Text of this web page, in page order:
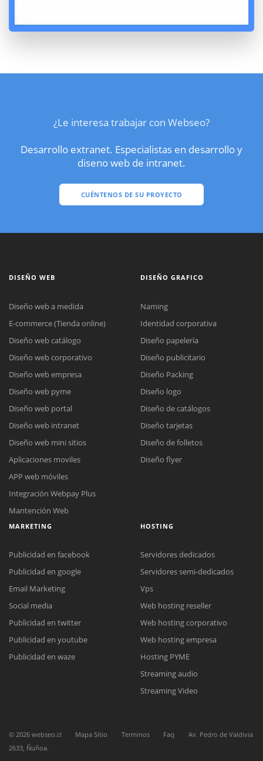
¿Le interesa trabajar con Webseo?
Desarrollo extranet. Especialistas en desarrollo y
diseno web de intranet.
CUÉNTENOS DE SU PROYECTO
Reunión online
Nuestros ejecutivos le enviarán un correo electrónico con el enlace a
Meet para la reunión online.
Cotización
Todos nuestros ejecutivos están fuera de línea. Complete el formulario
DISEÑO WEB
Diseño web a medida
E-commerce (Tienda online)
Diseño web catálogo
Diseño web corporativo
Diseño web empresa
Diseño web pyme
Diseño web portal
Diseño web intranet
Diseño web mini sitios
Aplicaciones moviles
APP web móviles
Integración Webpay Plus
Mantención Web
DISEÑO GRAFICO
Naming
Identidad corporativa
Diseño papelería
Diseño publicitario
Diseño Packing
Diseño logo
Diseño de catálogos
Diseño tarjetas
Diseño de folletos
Diseño flyer
MARKETING
Publicidad en facebook
Publicidad en google
Email Marketing
Social media
Publicidad en twitter
Publicidad en youtube
Publicidad en waze
HOSTING
Servidores dedicados
Servidores semi-dedicados
Vps
Web hosting reseller
Web hosting corporativo
Web hosting empresa
Hosting PYME
Streaming audio
Streaming Video
© 2026 webseo.cl Mapa Sitio Terminos Faq
Av. Pedro de Valdivia
2633, Ñuñoa.